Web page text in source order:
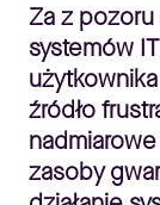
Za z
systemów
źródło
zasoby